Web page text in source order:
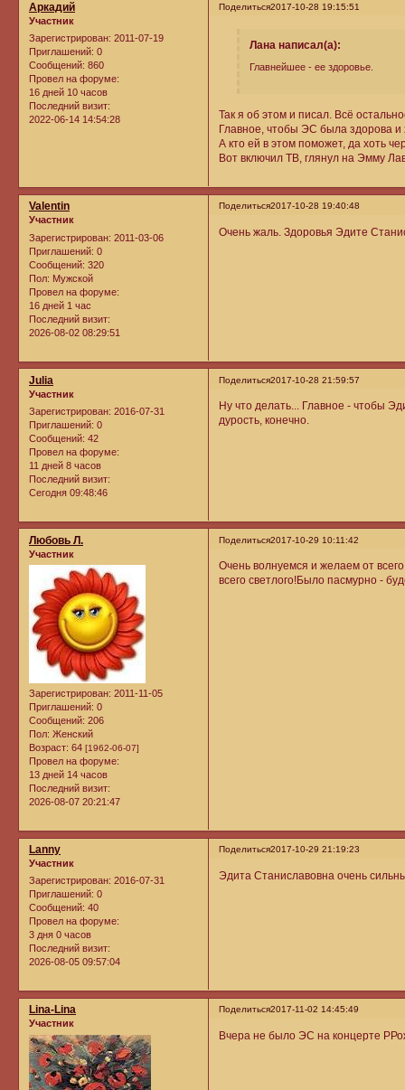
Поделиться2017-10-28 19:15:51
Аркадий
Участник
Зарегистрирован: 2011-07-19
Приглашений: 0
Сообщений: 860
Провел на форуме:
16 дней 10 часов
Последний визит:
2022-06-14 14:54:28
Лана написал(а):
Главнейшее - ее здоровье.
Так я об этом и писал. Всё
Главное, чтобы ЭС была здорова и
А кто ей в этом поможет, да хоть
Вот включил ТВ, глянул на Эмму
Поделиться2017-10-28 19:40:48
Valentin
Участник
Зарегистрирован: 2011-03-06
Приглашений: 0
Сообщений: 320
Пол: Мужской
Провел на форуме:
16 дней 1 час
Последний визит:
2026-08-02 08:29:51
Очень жаль. Здоровья Эдите
Поделиться2017-10-28 21:59:57
Julia
Участник
Зарегистрирован: 2016-07-31
Приглашений: 0
Сообщений: 42
Провел на форуме:
11 дней 8 часов
Последний визит:
Сегодня 09:48:46
Ну что делать... Главное - чтобы
дурость, конечно.
Поделиться2017-10-29 10:11:42
Любовь Л.
Участник
Зарегистрирован: 2011-11-05
Приглашений: 0
Сообщений: 206
Пол: Женский
Возраст: 64 [1962-06-07]
Провел на форуме:
13 дней 14 часов
Последний визит:
2026-08-07 20:21:47
Очень волнуемся и желаем от
всего светлого!Было пасмурно -
Поделиться2017-10-29 21:19:23
Lanny
Участник
Зарегистрирован: 2016-07-31
Приглашений: 0
Сообщений: 40
Провел на форуме:
3 дня 0 часов
Последний визит:
2026-08-05 09:57:04
Эдита Станиславовна очень
Поделиться2017-11-02 14:45:49
Lina-Lina
Участник
Вчера не было ЭС на концерте